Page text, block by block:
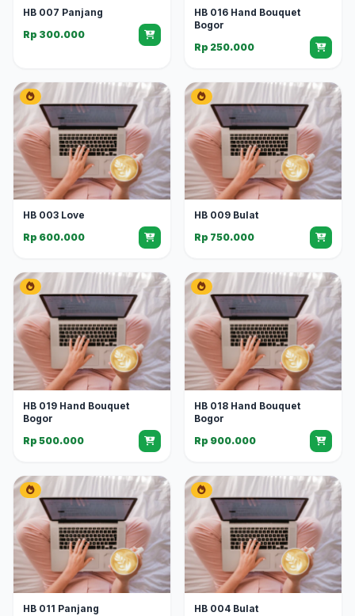
HB 007 Panjang
Rp 300.000
HB 016 Hand Bouquet
Bogor
Rp 250.000
HB 003 Love
Rp 600.000
HB 009 Bulat
Rp 750.000
HB 019 Hand Bouquet
Bogor
Rp 500.000
HB 018 Hand Bouquet
Bogor
Rp 900.000
HB 011 Panjang
HB 004 Bulat